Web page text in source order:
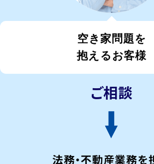
空き家問題を
抱えるお客様
法務・不動産業務を